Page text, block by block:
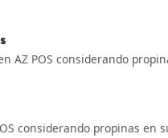
AZ POS considerando
considerando propinas en